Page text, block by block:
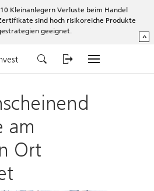
Kleinanlegern Verluste beim Handel
sind hoch risikoreiche Produkte
geeignet.
^
am
Ort